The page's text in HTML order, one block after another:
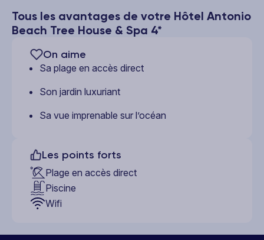
Tous les avantages de votre Hôtel Antonio
Beach Tree House & Spa 4*
On aime
Sa plage en accès direct
Son jardin luxuriant
Sa vue imprenable sur l’océan
Les points forts
Plage en accès direct
Piscine
Wifi